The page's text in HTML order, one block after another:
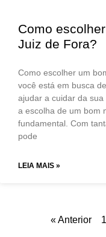
Como
Juiz de Fora?
Como escolher um
você está em busca
ajudar a cuidar da sua
a escolha de um bom
fundamental. Com
pode
LEIA MAIS »
« Anterior 1